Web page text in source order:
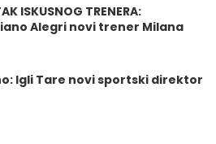
ISKUSNOG TRENERA:
Alegri novi trener Milana
Igli Tare novi sportski direktor